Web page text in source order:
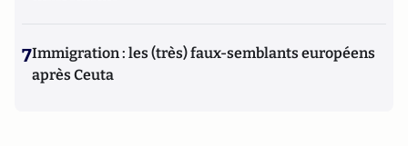
7Immigration : les (très) faux-semblants européens
après Ceuta